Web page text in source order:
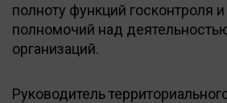
полноту функций госконтроля
полномочий над
организаций.
Руководитель